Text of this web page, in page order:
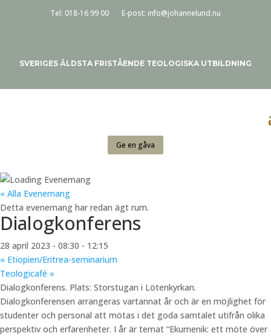
Tel: 018-16 99 00 E-post: info@johannelund.nu
SVERIGES ÄLDSTA FRISTÅENDE TEOLOGISKA UTBILDNING
Ge en gåva
« Alla Evenemang
Detta evenemang har redan ägt rum.
Dialogkonferens
28 april 2023 - 08:30 - 12:15
« Etiopien/Eritrea-seminarium
Teologicafé »
Dialogkonferens. Plats: Storstugan i Lötenkyrkan.
Dialogkonferensen arrangeras vartannat år och är en möjlighet för
studenter och personal att mötas i det goda samtalet utifrån olika
perspektiv och erfarenheter. I år är temat “Ekumenik: ett möte över